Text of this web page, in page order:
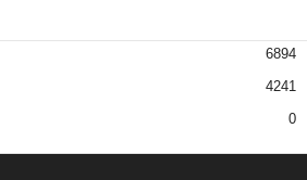
6894
4241
0